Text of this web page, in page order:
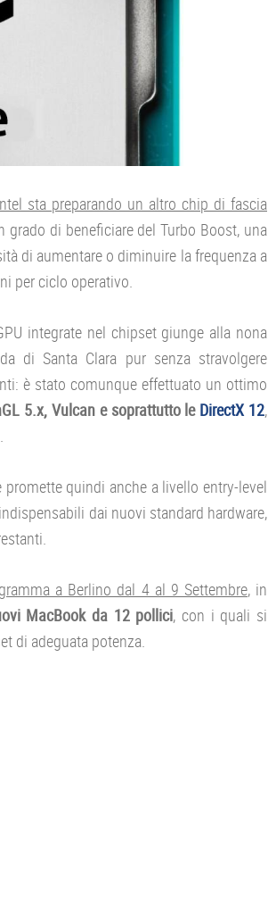
sta preparando un altro chip di fascia
grado di beneficiare del Turbo Boost, una
di aumentare o diminuire la frequenza a
per ciclo operativo.
integrate nel chipset giunge alla nona
di Santa Clara pur senza stravolgere
è stato comunque effettuato un ottimo
5.x, Vulcan e soprattutto le DirectX 12,
promette quindi anche a livello entry-level
dai nuovi standard hardware,
a Berlino dal 4 al 9 Settembre, in
MacBook da 12 pollici, con i quali si
di adeguata potenza.